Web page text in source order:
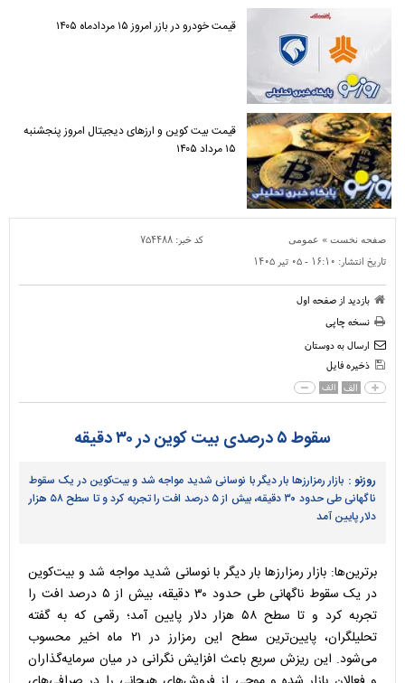
قیمت خودرو در بازر امروز ۱۵ مردادماه ۱۴۰۵
قیمت بیت کوین و ارز‌های دیجیتال امروز پنجشنبه
۱۵ مرداد ۱۴۰۵
صفحه نخست » عمومی کد خبر: ۷۵۴۴۸۸
تاریخ انتشار: ۱۶:۱۰ - ۰۵ تير ۱۴۰۵
بازدید از صفحه اول
نسخه چاپی
ارسال به دوستان
ذخیره فایل
الف الف
سقوط ۵ درصدی بیت‌ کوین در ۳۰ دقیقه
روزنو : بازار رمزارزها بار دیگر با نوسانی شدید مواجه شد و بیت‌کوین در یک سقوط
ناگهانی طی حدود ۳۰ دقیقه، بیش از ۵ درصد افت را تجربه کرد و تا سطح ۵۸ هزار
دلار پایین آمد
برترین‌ها: بازار رمزارزها بار دیگر با نوسانی شدید مواجه شد و بیت‌کوین
در یک سقوط ناگهانی طی حدود ۳۰ دقیقه، بیش از ۵ درصد افت را
تجربه کرد و تا سطح ۵۸ هزار دلار پایین آمد؛ رقمی که به گفته
تحلیلگران، پایین‌ترین سطح این رمزارز در ۲۱ ماه اخیر محسوب
می‌شود. این ریزش سریع باعث افزایش نگرانی در میان سرمایه‌گذاران